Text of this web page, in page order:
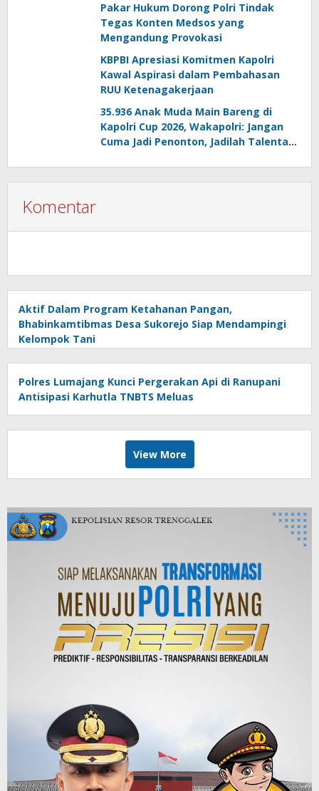
Pakar Hukum Dorong Polri Tindak
Tegas Konten Medsos yang
Mengandung Provokasi
KBPBI Apresiasi Komitmen Kapolri
Kawal Aspirasi dalam Pembahasan
RUU Ketenagakerjaan
35.936 Anak Muda Main Bareng di
Kapolri Cup 2026, Wakapolri: Jangan
Cuma Jadi Penonton, Jadilah Talenta
Komentar
Aktif Dalam Program Ketahanan Pangan,
Bhabinkamtibmas Desa Sukorejo Siap Mendampingi
Kelompok Tani
Polres Lumajang Kunci Pergerakan Api di Ranupani
Antisipasi Karhutla TNBTS Meluas
View More